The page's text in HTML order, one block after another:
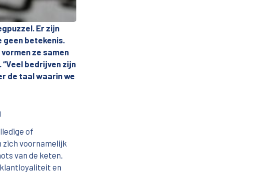
Er zijn
geen betekenis.
ze samen
bedrijven zijn
de taal waarin we
of
voornamelijk
van de keten.
klantloyaliteit en